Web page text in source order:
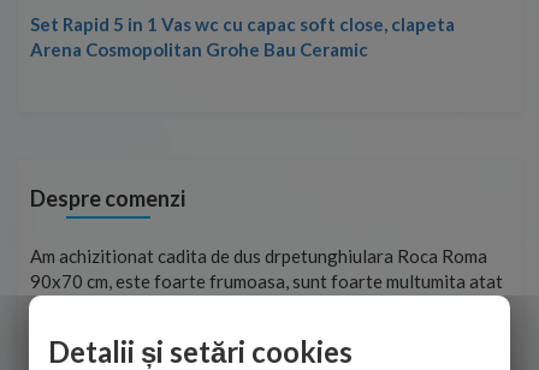
Set Rapid 5 in 1 Vas wc cu capac soft close, clapeta
Arena Cosmopolitan Grohe Bau Ceramic
Despre comenzi
Am achizitionat cadita de dus drpetunghiulara Roca Roma
90x70 cm, este foarte frumoasa, sunt foarte multumita atat
de personalul firmei dvs. cu care am colaborat in obtinerea
adus coletul in siguranta.Numai bine, va doresc!
Detalii și setări cookies